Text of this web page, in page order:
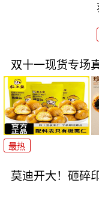
双十一现货专场
最热
莫迪开大！砸碎